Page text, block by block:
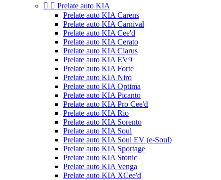
  Prelate auto KIA
Prelate auto KIA Carens
Prelate auto KIA Carnival
Prelate auto KIA Cee'd
Prelate auto KIA Cerato
Prelate auto KIA Clarus
Prelate auto KIA EV9
Prelate auto KIA Forte
Prelate auto KIA Niro
Prelate auto KIA Optima
Prelate auto KIA Picanto
Prelate auto KIA Pro Cee'd
Prelate auto KIA Rio
Prelate auto KIA Sorento
Prelate auto KIA Soul
Prelate auto KIA Soul EV (e-Soul)
Prelate auto KIA Sportage
Prelate auto KIA Stonic
Prelate auto KIA Venga
Prelate auto KIA XCee'd